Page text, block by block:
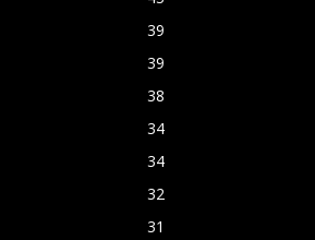
39
39
38
34
34
32
31